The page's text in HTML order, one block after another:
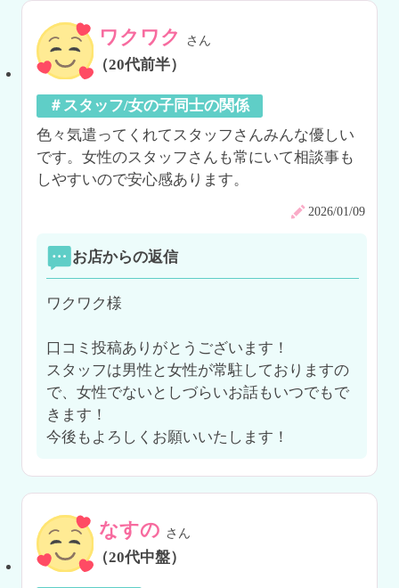
ワクワク さん
（20代前半）
＃スタッフ/女の子同士の関係
色々気遣ってくれてスタッフさんみんな優しい
です。女性のスタッフさんも常にいて相談事も
しやすいので安心感あります。
2026/01/09
お店からの返信
ワクワク様
口コミ投稿ありがとうございます！
スタッフは男性と女性が常駐しておりますの
で、女性でないとしづらいお話もいつでもで
きます！
今後もよろしくお願いいたします！
なすの さん
（20代中盤）